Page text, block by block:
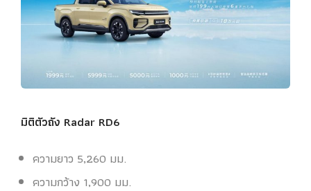
มิติตัวถัง Radar RD6
ความยาว 5,260 มม.
ความกว้าง 1,900 มม.